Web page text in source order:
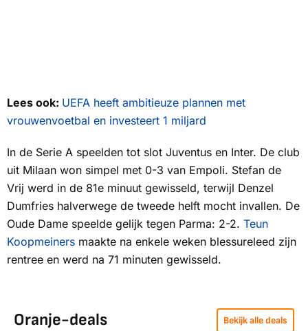
Lees ook: UEFA heeft ambitieuze plannen met
vrouwenvoetbal en investeert 1 miljard
In de Serie A speelden tot slot Juventus en Inter. De club
uit Milaan won simpel met 0-3 van Empoli. Stefan de
Vrij werd in de 81e minuut gewisseld, terwijl Denzel
Dumfries halverwege de tweede helft mocht invallen. De
Oude Dame speelde gelijk tegen Parma: 2-2. Teun
Koopmeiners maakte na enkele weken blessureleed zijn
rentree en werd na 71 minuten gewisseld.
Oranje-deals Bekijk alle deals